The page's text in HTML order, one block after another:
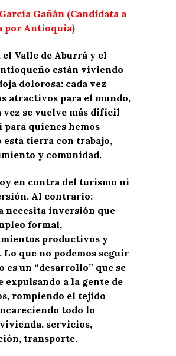
Gañán (Candidata a
por Antioquia)
Valle de Aburrá y el
están viviendo
dolorosa: cada vez
atractivos para el mundo,
vez se vuelve más difícil
quienes hemos
esta tierra con trabajo,
y comunidad.
en contra del turismo ni
Al contrario:
necesita inversión que
formal,
productivos y
Lo que no podemos seguir
es un “desarrollo” que se
expulsando a la gente de
rompiendo el tejido
todo lo
servicios,
transporte.